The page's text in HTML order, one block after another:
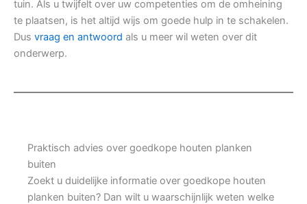
tuin. Als u twijfelt over uw competenties om de omheining
te plaatsen, is het altijd wijs om goede hulp in te schakelen.
Dus vraag en antwoord als u meer wil weten over dit
onderwerp.
Praktisch advies over goedkope houten planken
buiten
Zoekt u duidelijke informatie over goedkope houten
planken buiten? Dan wilt u waarschijnlijk weten welke